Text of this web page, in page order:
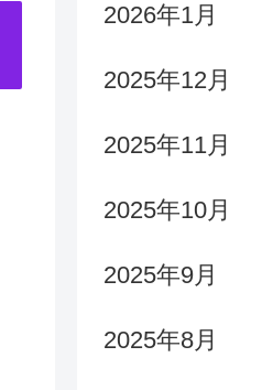
2026年1月
2025年12月
2025年11月
2025年10月
2025年9月
2025年8月